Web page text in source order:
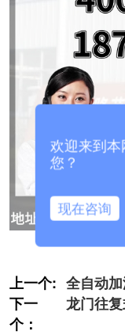
上一个: 全自动
下一
个：
龙门往
欢迎来到
您？
现在咨询